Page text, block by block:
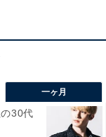
が安らぐ。星が
ているので、生
えで育てやすそ
一ヶ月
30代